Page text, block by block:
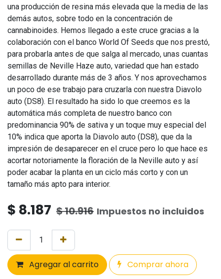
una producción de resina más elevada que la media de las
demás autos, sobre todo en la concentración de
cannabinoides. Hemos llegado a este cruce gracias a la
colaboración con el banco World Of Seeds que nos prestó,
para probarla antes de que salga al mercado, unas cuantas
semillas de Neville Haze auto, variedad que han estado
desarrollado durante más de 3 años. Y nos aprovechamos
un poco de ese trabajo para cruzarla con nuestra Diavolo
auto (DS8). El resultado ha sido lo que creemos es la
automática más completa de nuestro banco con
predominancia 90% de sativa y un toque muy especial del
10% indica que aporta la Diavolo auto (DS8), que da la
impresión de desaparecer en el cruce pero lo que hace es
acortar notoriamente la floración de la Neville auto y así
poder acabar la planta en un ciclo más corto y con un
tamaño más apto para interior.
$ 8.187 $10.916 Impuestos no incluidos
Agregar al carrito Comprar ahora